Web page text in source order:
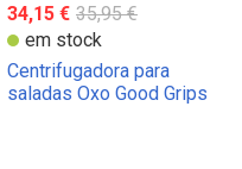
34,15 € 35,95 €
em stock
Centrifugadora para
saladas Oxo Good Grips